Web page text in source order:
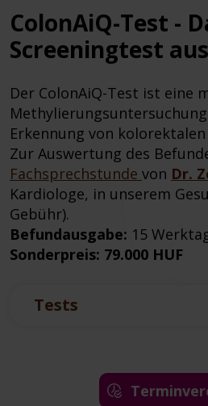
ColonAiQ-Test -
Screeningtest
Der ColonAiQ-Test ist eine
Erkennung von
Zur Auswertung des
Fachsprechstunde von Dr.
Kardiologe, in unserem
Gebühr).
Befundausgabe: 15
Sonderpreis: 79.000 HUF
Tests